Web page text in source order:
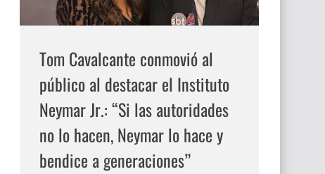
Tom Cavalcante conmovió al
público al destacar el Instituto
Neymar Jr.: “Si las autoridades
no lo hacen, Neymar lo hace y
bendice a generaciones”